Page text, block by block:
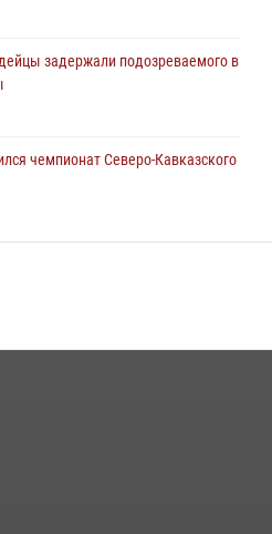
Виталием Кузнецовым
задержали подозреваемого в
чемпионат Северо-Кавказского